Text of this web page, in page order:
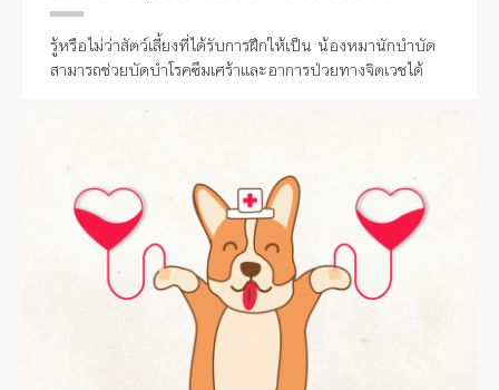
รู้หรือไม่ว่าสัตว์เลี้ยงที่ได้รับการฝึกให้เป็น น้องหมานักบำบัด
สามารถช่วยบัดบำโรคซึมเศร้าและอาการป่วยทางจิตเวชได้